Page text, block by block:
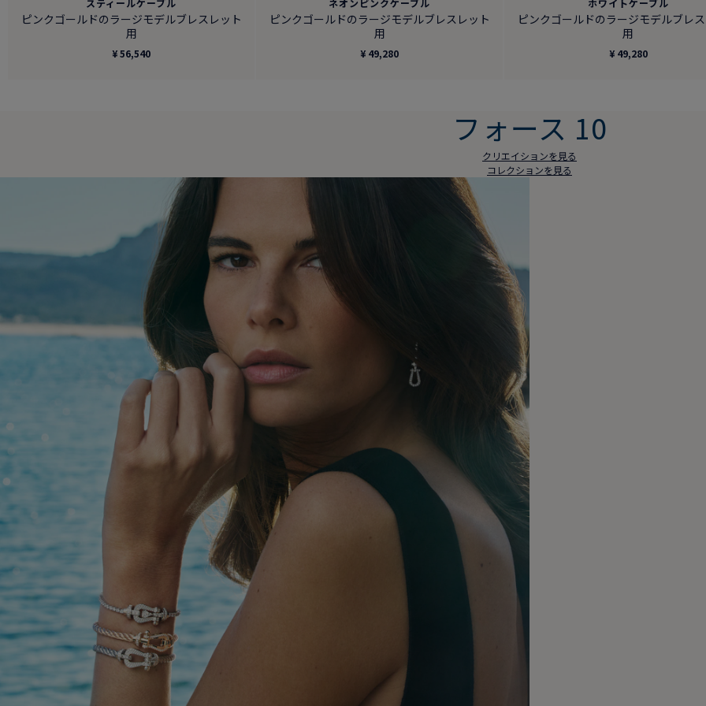
スティールケーブル
ピンクゴールドのラージモデルブレスレット
用
¥ 56,540
ネオンピンクケーブル
ピンクゴールドのラージモデルブレスレット
用
¥ 49,280
ホワイトケーブル
ピンクゴールドのラージモデルブレ
用
¥ 49,280
フォース 10
クリエイションを見る
コレクションを見る